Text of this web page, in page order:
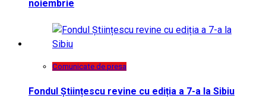
noiembrie
Comunicate de presa
Fondul Științescu revine cu ediția a 7-a la Sibiu